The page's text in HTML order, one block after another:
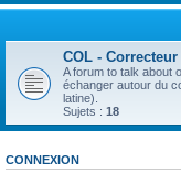
COL -
A forum to talk about
échanger autour du
latine).
Sujets : 18
CONNEXION